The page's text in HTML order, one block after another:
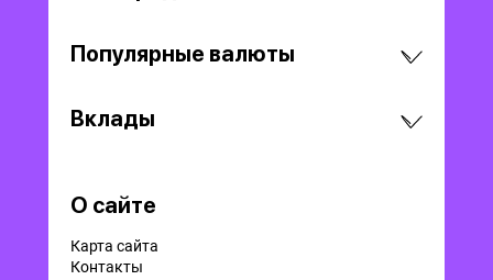
Популярные валюты
Вклады
О сайте
Карта сайта
Контакты